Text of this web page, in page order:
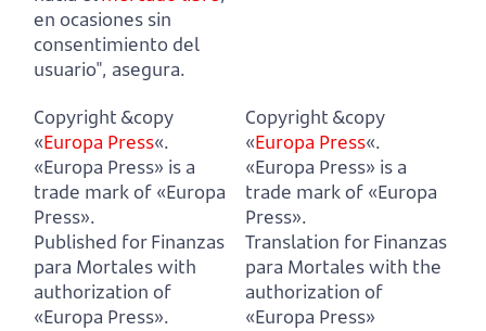
en ocasiones sin
consentimiento del
usuario", asegura.
Copyright &copy
«Europa Press«.
«Europa Press» is a
trade mark of «Europa
Press».
Published for Finanzas
para Mortales with
authorization of
«Europa Press».
Copyright &copy
«Europa Press«.
«Europa Press» is a
trade mark of «Europa
Press».
Translation for Finanzas
para Mortales with the
authorization of
«Europa Press»